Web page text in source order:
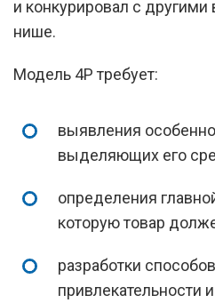
и конкурировал с
нише.
Модель 4P требует:
выявления
выделяющих его
определения
которую товар
разработки
привлекательности